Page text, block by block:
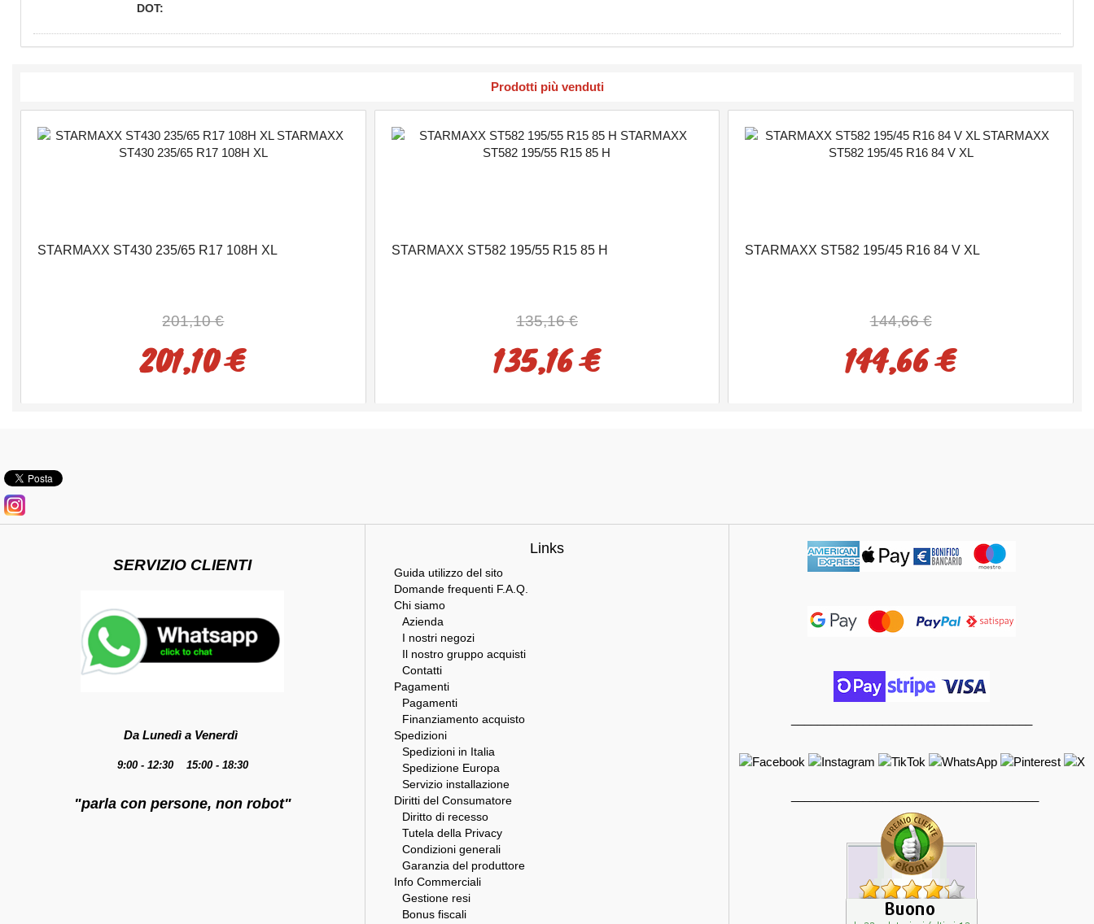
DOT:
Prodotti più venduti
STARMAXX ST430 235/65 R17 108H XL
201,10 €
201,10 €
STARMAXX ST582 195/55 R15 85 H
135,16 €
135,16 €
STARMAXX ST582 195/45 R16 84 V XL
144,66 €
144,66 €
SERVIZIO CLIENTI
Da Lunedì a Venerdì
9:00 - 12:30 15:00 - 18:30
"parla con persone, non robot"
Links
Guida utilizzo del sito
Domande frequenti F.A.Q.
Chi siamo
Azienda
I nostri negozi
Il nostro gruppo acquisti
Contatti
Pagamenti
Pagamenti
Finanziamento acquisto
Spedizioni
Spedizioni in Italia
Spedizione Europa
Servizio installazione
Diritti del Consumatore
Diritto di recesso
Tutela della Privacy
Condizioni generali
Garanzia del produttore
Info Commerciali
Gestione resi
Bonus fiscali